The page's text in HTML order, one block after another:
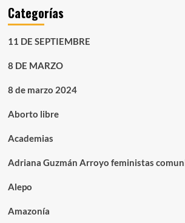
Categorías
11 DE SEPTIEMBRE
8 DE MARZO
8 de marzo 2024
Aborto libre
Academias
Adriana Guzmán Arroyo feministas
Alepo
Amazonía